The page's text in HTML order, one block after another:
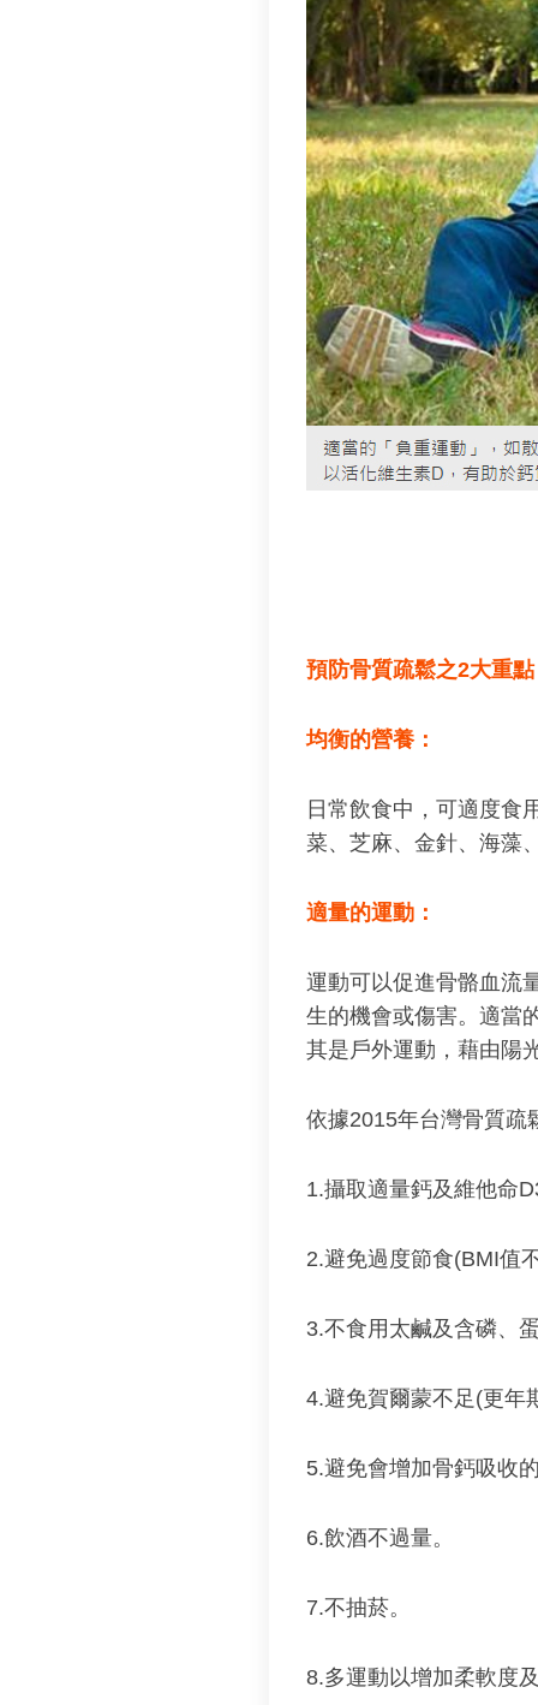
預防骨質疏鬆之2大重點
均衡的營養：
日常飲食中，可適度食
菜、芝麻、金針、海藻
適量的運動：
運動可以促進骨骼血流
生的機會或傷害。適當
其是戶外運動，藉由陽
依據2015年台灣骨質疏
1.攝取適量鈣及維他命
2.避免過度節食(BMI值
3.不食用太鹹及含磷、
4.避免賀爾蒙不足(更年
5.避免會增加骨鈣吸收
6.飲酒不過量。
7.不抽菸。
8.多運動以增加柔軟度